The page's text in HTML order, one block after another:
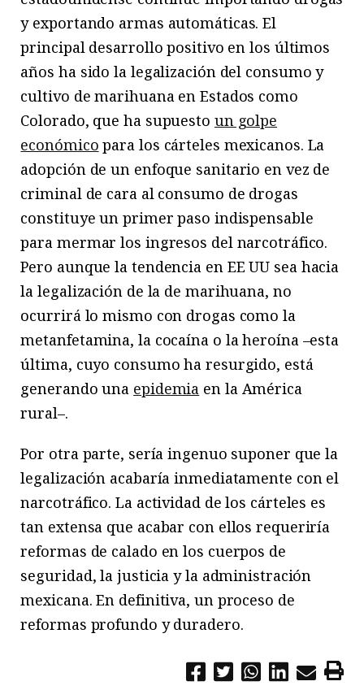
y exportando armas automáticas. El
principal desarrollo positivo en los últimos
años ha sido la legalización del consumo y
cultivo de marihuana en Estados como
Colorado, que ha supuesto un golpe
económico para los cárteles mexicanos. La
adopción de un enfoque sanitario en vez de
criminal de cara al consumo de drogas
constituye un primer paso indispensable
para mermar los ingresos del narcotráfico.
Pero aunque la tendencia en EE UU sea hacia
la legalización de la de marihuana, no
ocurrirá lo mismo con drogas como la
metanfetamina, la cocaína o la heroína –esta
última, cuyo consumo ha resurgido, está
generando una epidemia en la América
rural–.
Por otra parte, sería ingenuo suponer que la
legalización acabaría inmediatamente con el
narcotráfico. La actividad de los cárteles es
tan extensa que acabar con ellos requeriría
reformas de calado en los cuerpos de
seguridad, la justicia y la administración
mexicana. En definitiva, un proceso de
reformas profundo y duradero.